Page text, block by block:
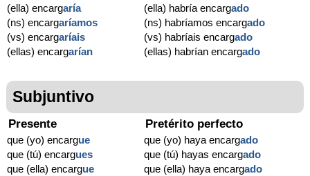
(ella) encargaría
(ns) encargaríamos
(vs) encargaríais
(ellas) encargarían
(ella) habría encargado
(ns) habríamos encargado
(vs) habríais encargado
(ellas) habrían encargado
Subjuntivo
Presente
que (yo) encargue
que (tú) encargues
que (ella) encargue
Pretérito perfecto
que (yo) haya encargado
que (tú) hayas encargado
que (ella) haya encargado